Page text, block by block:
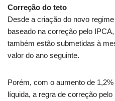
Correção do teto
Desde a criação do novo
baseado na correção pelo IPCA
também estão submetidas à
valor do ano seguinte.
Porém, com o aumento de
líquida, a regra de correção